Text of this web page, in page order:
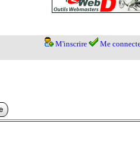
M'inscrire Me